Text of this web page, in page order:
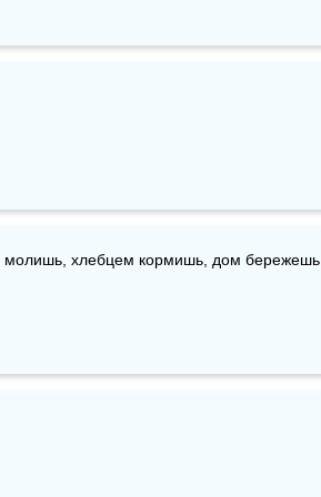
молишь, хлебцем кормишь, дом бережешь,